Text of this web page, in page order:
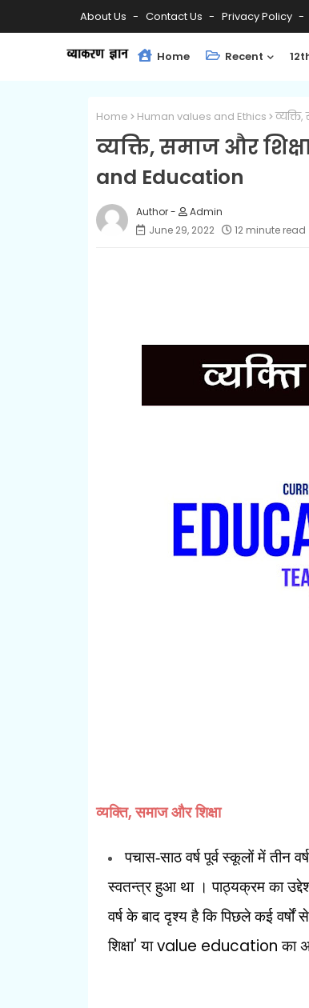
About Us Contact Us Privacy Policy
Home Recent
Home Human values ​​and Ethics
व्यक्ति, समाज और
and Education
Admin
June 29, 2022
12 minute read
व्यक्ति,समाज और शिक्षा
पचास-साठ वर्ष पूर्व स्कूलों में तीन
स्वतन्त्र हुआ था । पाठ्यक्रम का
वर्ष के बाद दृश्य है कि पिछले कई
शिक्षा'याvalue educationका